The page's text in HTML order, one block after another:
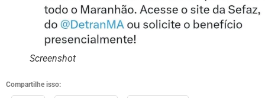
Screenshot
Compartilhe isso: